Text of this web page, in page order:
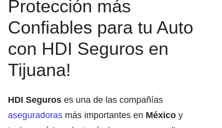
Protección más
Confiables para tu Auto
con HDI Seguros en
Tijuana!
HDI Seguros es una de las compañías
aseguradoras más importantes en México y